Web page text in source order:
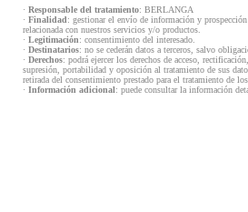
· Responsable del tratamiento: BERLANGA
· Finalidad: gestionar el envío de información y prospección
relacionada con nuestros servicios y/o productos.
· Legitimación: consentimiento del interesado.
· Destinatarios: no se cederán datos a terceros, salvo
· Derechos: podrá ejercer los derechos de acceso,
supresión, portabilidad y oposición al tratamiento de sus
retirada del consentimiento prestado para el tratamiento de
· Información adicional: puede consultar la información